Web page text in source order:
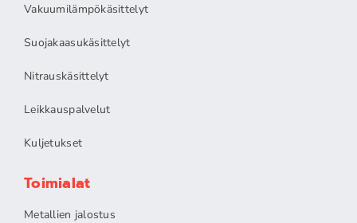
Vakuumilämpökäsittelyt
Suojakaasukäsittelyt
Nitrauskäsittelyt
Leikkauspalvelut
Kuljetukset
Toimialat
Metallien jalostus